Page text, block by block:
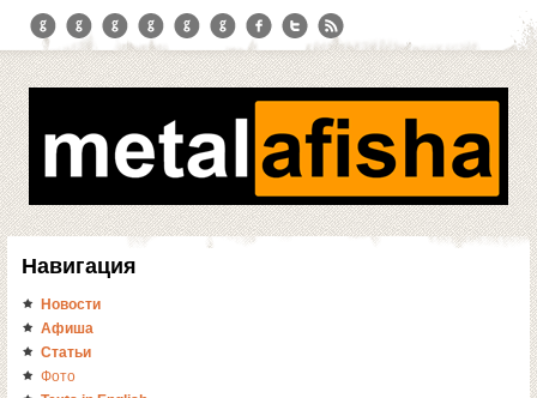
Навигация
Новости
Афиша
Статьи
Фото